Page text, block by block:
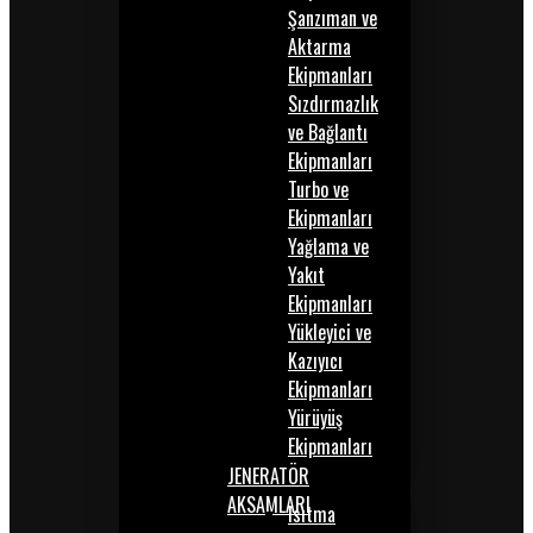
Şanzıman ve
Aktarma
Ekipmanları
Sızdırmazlık
ve Bağlantı
Ekipmanları
Turbo ve
Ekipmanları
Yağlama ve
Yakıt
Ekipmanları
Yükleyici ve
Kazıyıcı
Ekipmanları
Yürüyüş
Ekipmanları
JENERATÖR
AKSAMLARIIsıtma